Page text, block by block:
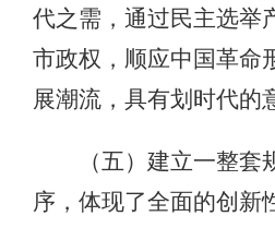
代之需，通过民主选举
市政权，顺应中国革命
展潮流，具有划时代的
（五）建立一整套
序，体现了全面的创新